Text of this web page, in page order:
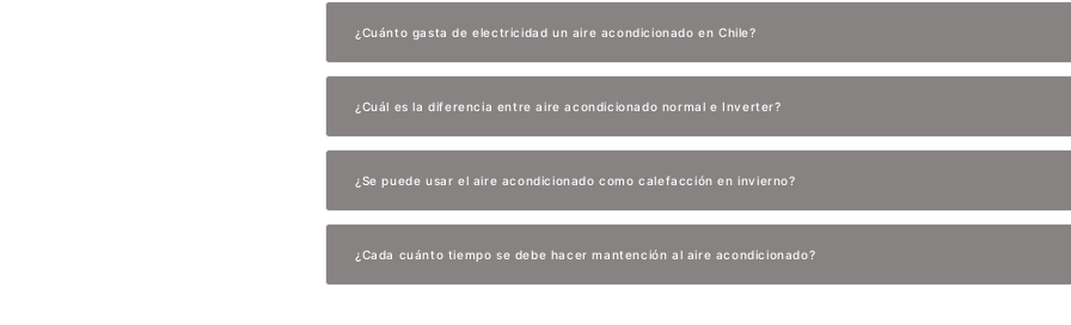
¿Cuánto gasta de electricidad un aire acondicionado en Chile?
¿Cuál es la diferencia entre aire acondicionado normal e Inverter?
¿Se puede usar el aire acondicionado como calefacción en invierno?
¿Cada cuánto tiempo se debe hacer mantención al aire acondicionado?